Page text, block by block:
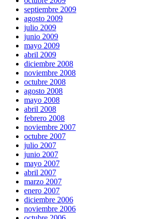
septiembre 2009
agosto 2009
julio 2009
junio 2009
mayo 2009
abril 2009
diciembre 2008
noviembre 2008
octubre 2008
agosto 2008
mayo 2008
abril 2008
febrero 2008
noviembre 2007
octubre 2007
julio 2007
junio 2007
mayo 2007
abril 2007
marzo 2007
enero 2007
diciembre 2006
noviembre 2006